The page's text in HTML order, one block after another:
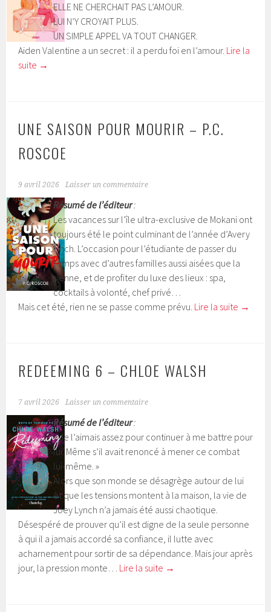
ELLE NE CHERCHAIT PAS L’AMOUR.
LUI N’Y CROYAIT PLUS.
UN SIMPLE APPEL VA TOUT CHANGER.
Aiden Valentine a un secret : il a perdu foi en l’amour. Lire la
suite →
UNE SAISON POUR MOURIR – P.C.
ROSCOE
9 avril 2026 Laisser un commentaire
Résumé de l’éditeur:
Les vacances sur l’île ultra-exclusive de Mokani ont
toujours été le point culminant de l’année d’Avery
Finch. L’occasion pour l’étudiante de passer du
temps avec d’autres familles aussi aisées que la
sienne, et de profiter du luxe des lieux : spa,
cocktails à volonté, chef privé…
Mais cet été, rien ne se passe comme prévu. Lire la suite →
REDEEMING 6 – CHLOE WALSH
7 avril 2026 Laisser un commentaire
Résumé de l’éditeur:
« Je l’aimais assez pour continuer à me battre pour
lui. Même s’il avait renoncé à mener ce combat
lui-même. »
Alors que son monde se désagrège autour de lui
et que les tensions montent à la maison, la vie de
Joey Lynch n’a jamais été aussi chaotique.
Désespéré de prouver qu’il est digne de la seule personne
à qui il a jamais accordé sa confiance, il lutte avec
acharnement pour sortir de sa dépendance. Mais jour après
jour, la pression monte… Lire la suite →